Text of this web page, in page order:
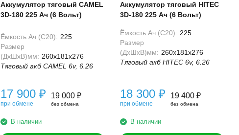
Аккумулятор тяговый CAMEL
3D-180 225 Ач (6 Вольт)
Ёмкость Ач (С20): 225
Размер
(ДхШхВ)мм: 260x181x276
Тяговый акб CAMEL 6v, 6.26
17 900 ₽
при обмене
19 000 ₽
без обмена
В наличии
Аккумулятор тяговый HITEC
3D-180 225 Ач (6 Вольт)
Ёмкость Ач (С20): 225
Размер
(ДхШхВ)мм: 260x181x276
Тяговый акб HITEC 6v, 6.26
18 300 ₽
при обмене
19 400 ₽
без обмена
В наличии